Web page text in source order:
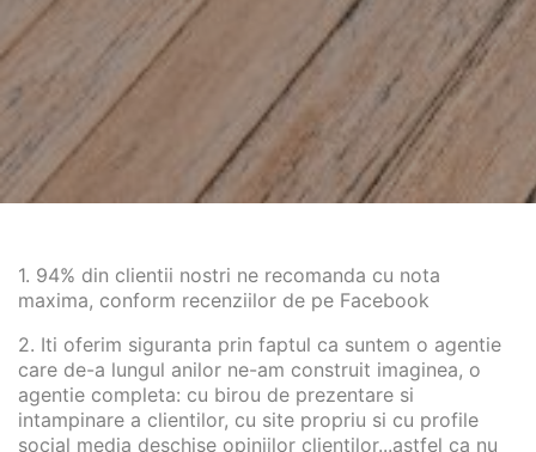
1. 94% din clientii nostri ne recomanda cu nota
maxima, conform recenziilor de pe Facebook
2. Iti oferim siguranta prin faptul ca suntem o agentie
care de-a lungul anilor ne-am construit imaginea, o
agentie completa: cu birou de prezentare si
intampinare a clientilor, cu site propriu si cu profile
social media deschise opiniilor clientilor...astfel ca nu